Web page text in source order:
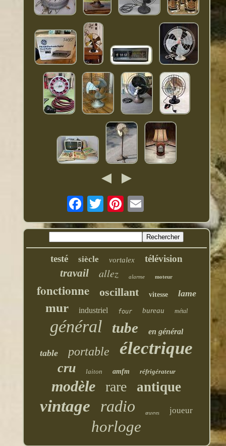
testé siècle vortalex télévision
travail allez alarme moteur
fonctionne oscillant vitesse lame
mur industriel four bureau métal
général tube en général
table portable électrique
cru laiton amfm réfrigérateur
modèle rare antique
vintage radio œuvres joueur
horloge